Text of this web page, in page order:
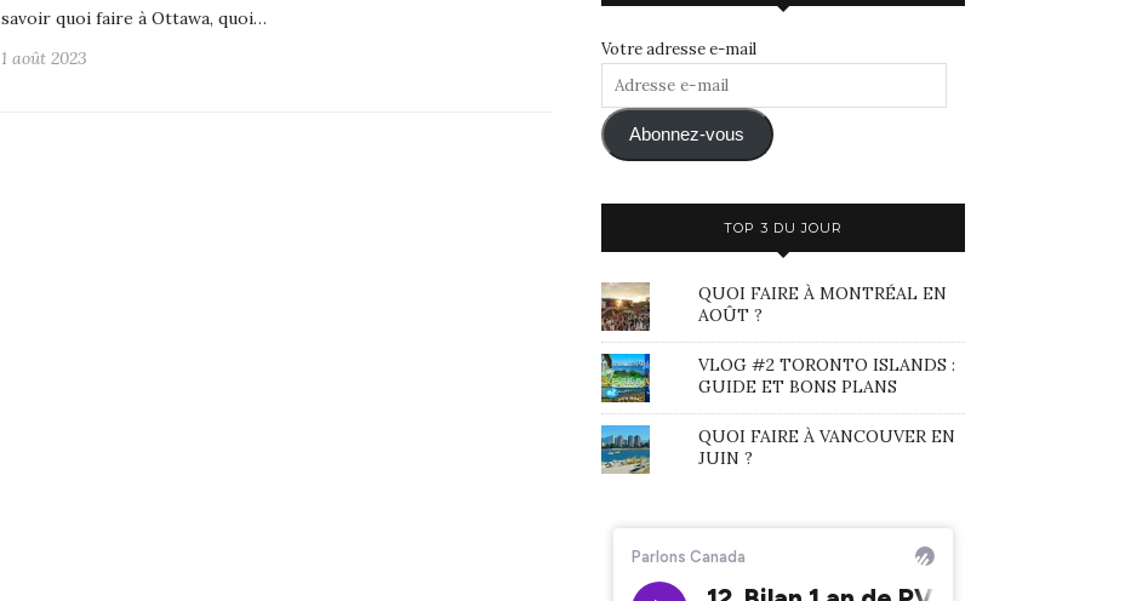
savoir quoi faire à Ottawa, quoi…
1 août 2023
Votre adresse e-mail
Adresse
mail Abonnez-vous
TOP 3 DU JOUR
QUOI FAIRE À MONTRÉAL EN
AOÛT ?
VLOG #2 TORONTO ISLANDS :
GUIDE ET BONS PLANS
QUOI FAIRE À VANCOUVER EN
JUIN ?